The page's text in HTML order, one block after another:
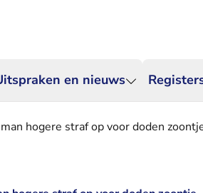
en nieuws
hogere straf op voor doden